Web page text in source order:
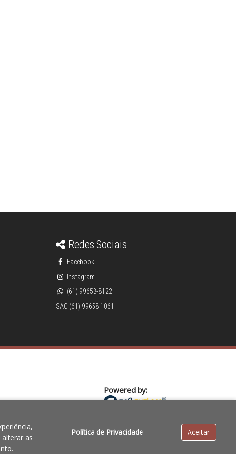
Redes Sociais
Facebook
Instagram
(61) 99658-8122
SAC (61) 99658 1061
Powered by:
as
Política de Privacidade Aceitar